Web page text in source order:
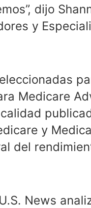
dijo
y
Medicare
y
del
News